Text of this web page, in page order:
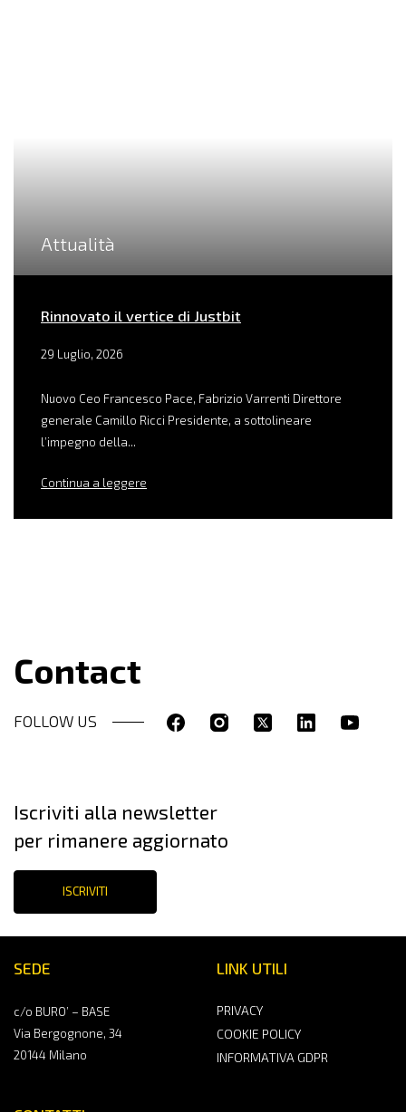
Attualità
Rinnovato il vertice di Justbit
29 Luglio, 2026
Nuovo Ceo Francesco Pace, Fabrizio Varrenti Direttore
generale Camillo Ricci Presidente, a sottolineare
l’impegno della...
Continua a leggere
Contact
FOLLOW US
SEDE
c/o BURO’ – BASE
Via Bergognone, 34
20144 Milano
LINK UTILI
PRIVACY
COOKIE POLICY
INFORMATIVA GDPR
Iscriviti alla newsletter
per rimanere aggiornato
ISCRIVITI